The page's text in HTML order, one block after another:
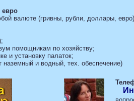
валюте (гривны, рубли, доллары, евро)
помощникам по хозяйству;
и установку палаток;
наземный и водный, тех. обеспечение)